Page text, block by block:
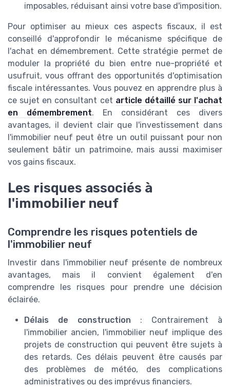
imposables, réduisant ainsi votre base d'imposition.
Pour optimiser au mieux ces aspects fiscaux, il est
conseillé d'approfondir le mécanisme spécifique de
l'achat en démembrement. Cette stratégie permet de
moduler la propriété du bien entre nue-propriété et
usufruit, vous offrant des opportunités d'optimisation
fiscale intéressantes. Vous pouvez en apprendre plus à
ce sujet en consultant cet article détaillé sur l'achat
en démembrement. En considérant ces divers
avantages, il devient clair que l'investissement dans
l'immobilier neuf peut être un outil puissant pour non
seulement bâtir un patrimoine, mais aussi maximiser
vos gains fiscaux.
Les risques associés à
l'immobilier neuf
Comprendre les risques potentiels de
l'immobilier neuf
Investir dans l'immobilier neuf présente de nombreux
avantages, mais il convient également d'en
comprendre les risques pour prendre une décision
éclairée.
Délais de construction : Contrairement à
l'immobilier ancien, l'immobilier neuf implique des
projets de construction qui peuvent être sujets à
des retards. Ces délais peuvent être causés par
des problèmes de météo, des complications
administratives ou des imprévus financiers.